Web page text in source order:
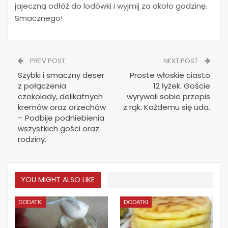
jajeczną odłóż do lodówki i wyjmij za około godzinę.
Smacznego!
PREV POST
Szybki i smaczny deser
z połączenia
czekolady, delikatnych
kremów oraz orzechów
– Podbije podniebienia
wszystkich gości oraz
rodziny.
NEXT POST
Proste włoskie ciasto
12 łyżek. Goście
wyrywali sobie przepis
z rąk. Każdemu się uda.
YOU MIGHT ALSO LIKE
DODATKI DODATKI